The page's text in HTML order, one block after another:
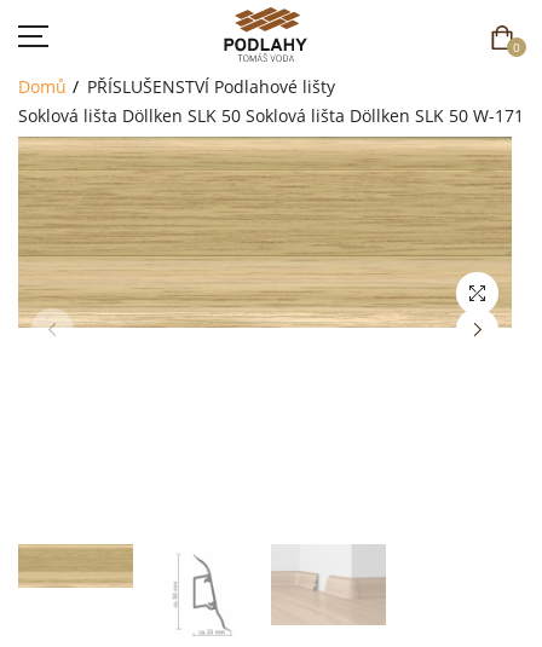
0
DOMŮ
SORTIMENT
AKCE
Domů PŘÍSLUŠENSTVÍ Podlahové lišty
Soklová lišta Döllken SLK 50 Soklová lišta Döllken SLK 50 W-171